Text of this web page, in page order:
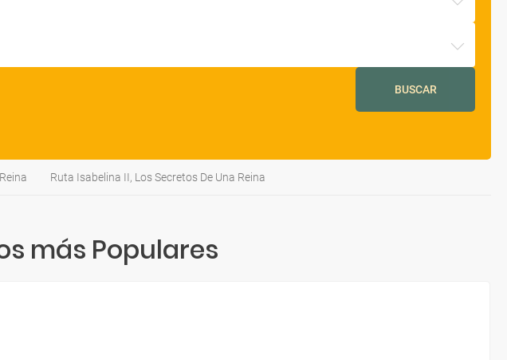
BUSCAR
Ruta Isabelina II, Los Secretos De Una Reina
más Populares